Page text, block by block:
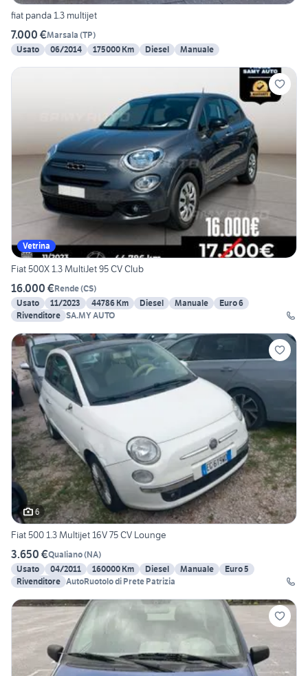
fiat panda 1.3 multijet
7.000 €Marsala (TP)
Usato
06/2014 175000 Km Diesel Manuale
Vetrina
Fiat 500X 1.3 MultiJet 95 CV Club
16.000 €Rende(CS)
Usato
11/2023 44786 Km Diesel Manuale
Euro 6
Rivenditore SA.MY AUTO
6
Fiat 500 1.3 Multijet 16V 75 CV Lounge
3.650 €Qualiano(NA)
Usato
04/2011 160000 Km Diesel Manuale
Euro 5
Rivenditore AutoRuotolo di Prete Patrizia